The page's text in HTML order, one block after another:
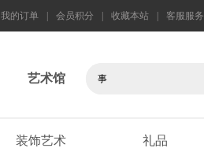
我的订单 会员积分 收藏本站 客服服务
艺术馆
装饰艺术 礼品